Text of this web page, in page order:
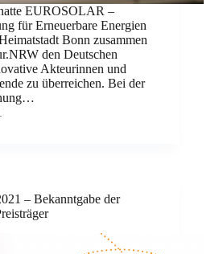
EUROSOLAR –
für Erneuerbare Energien
Bonn zusammen
den Deutschen
Akteurinnen und
zu überreichen. Bei der
– Bekanntgabe der